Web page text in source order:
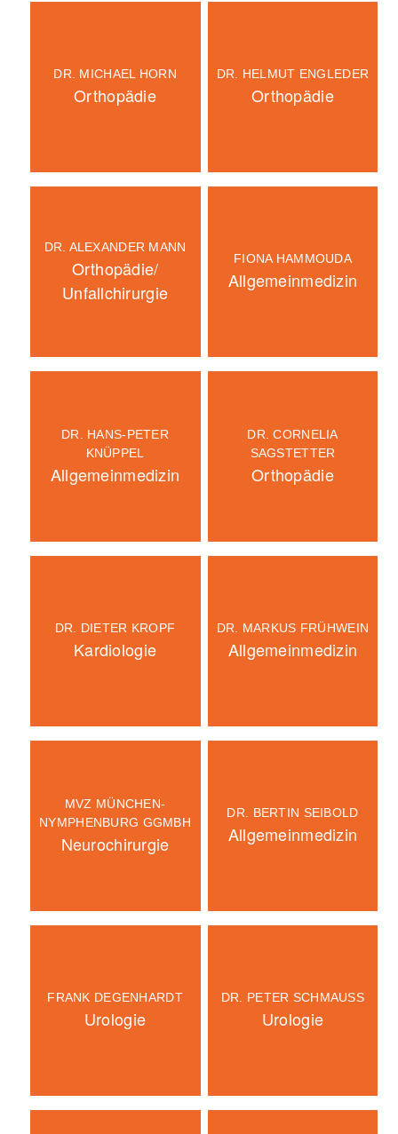
DR. MICHAEL HORN
Orthopädie
DR. HELMUT ENGLEDER
Orthopädie
DR. ALEXANDER MANN
Orthopädie/
Unfallchirurgie
FIONA HAMMOUDA
Allgemeinmedizin
DR. HANS-PETER
KNÜPPEL
Allgemeinmedizin
DR. CORNELIA
SAGSTETTER
Orthopädie
DR. DIETER KROPF
Kardiologie
DR. MARKUS FRÜHWEIN
Allgemeinmedizin
MVZ MÜNCHEN-
NYMPHENBURG GGMBH
Neurochirurgie
DR. BERTIN SEIBOLD
Allgemeinmedizin
FRANK DEGENHARDT
Urologie
DR. PETER SCHMAUSS
Urologie